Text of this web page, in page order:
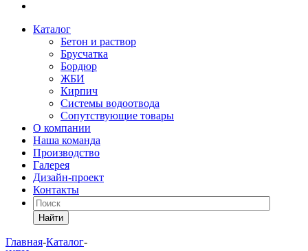
Каталог
Бетон и раствор
Брусчатка
Бордюр
ЖБИ
Кирпич
Системы водоотвода
Сопутствующие товары
О компании
Наша команда
Производство
Галерея
Дизайн-проект
Контакты
Найти
Главная-Каталог-